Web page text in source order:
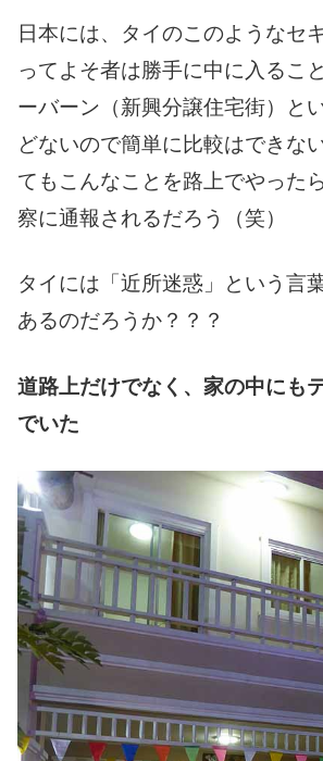
日本には、タイのこのようなセ
ってよそ者は勝手に中に入るこ
ーバーン（新興分譲住宅街）と
どないので簡単に比較はできな
てもこんなことを路上でやった
察に通報されるだろう（笑）
タイには「近所迷惑」という言
あるのだろうか？？？
道路上だけでなく、家の中にも
でいた